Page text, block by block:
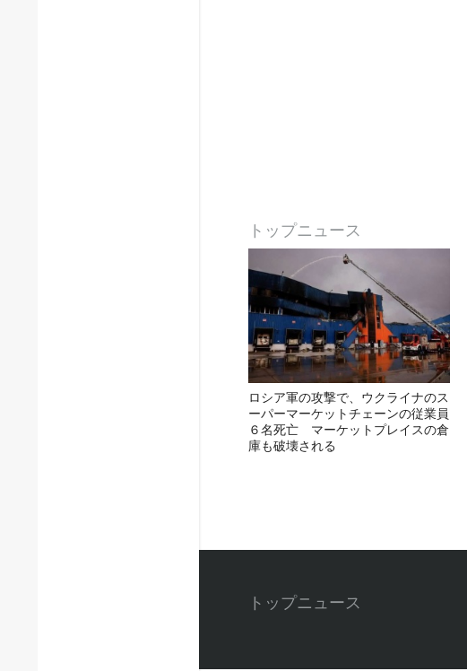
トップニュース
ロシア軍の攻撃で、ウクライナのス
ーパーマーケットチェーンの従業員
６名死亡 マーケットプレイスの倉
庫も破壊される
トップニュース